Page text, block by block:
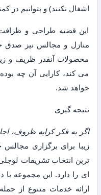
اشغال نکنند) و بتوانیم در
این قضیه طراحی و
منازل و مجالس نیز صدق
محصولات آنقدر ظریف و
می کند، کارایی آن چه
خواهد شد.
نتیجه گیری
اگر به فکر کرایه ظروف،
زیبا برای برگزاری
ترین انتخاب تشریفات
ای را دارد. این مجموعه
ارائه خدمات متنوع از جمله